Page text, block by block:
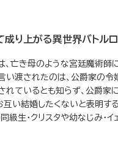
り上がる異世界バトル
亡き母のような宮廷魔術師
渡されたのは、公爵家の令
れているとも知らず、公爵家
互い結婚したくないと表明す
生・クリスタや幼なじみ・イ